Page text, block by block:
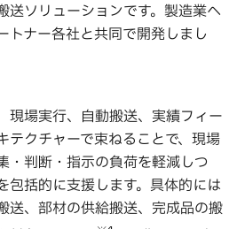
送ソリューションです。製造業へ
トナー各社と共同で開発しまし
現場実行、自動搬送、実績フィー
テクチャーで束ねることで、現場
・判断・指示の負荷を軽減しつ
包括的に支援します。具体的には
送、部材の供給搬送、完成品の搬